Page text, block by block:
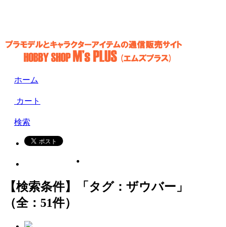
ホーム
カート
検索
【検索条件】「タグ：ザウバー」
（全：51件）